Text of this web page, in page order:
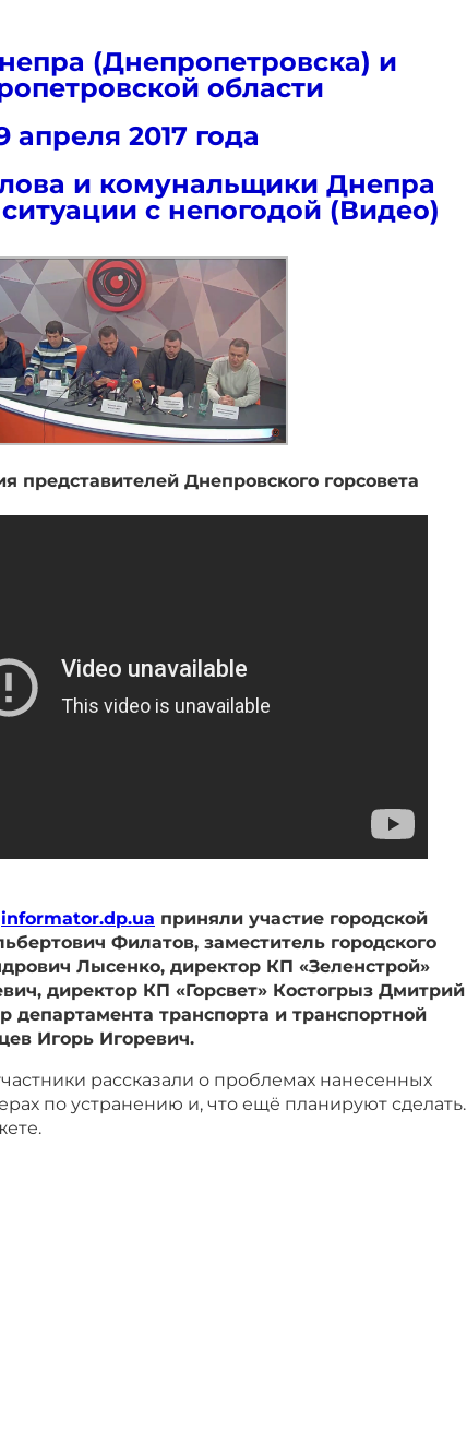
(Днепропетровска) и
области
апреля 2017 года
и комунальщики Днепра
с непогодой (Видео)
представителей Днепровского горсовета
informator.dp.ua приняли участие городской
Филатов, заместитель городского
Лысенко, директор КП «Зеленстрой»
директор КП «Горсвет» Костогрыз Дмитрий
департамента транспорта и транспортной
Игорь Игоревич.
рассказали о проблемах нанесенных
по устранению и, что ещё планируют сделать.